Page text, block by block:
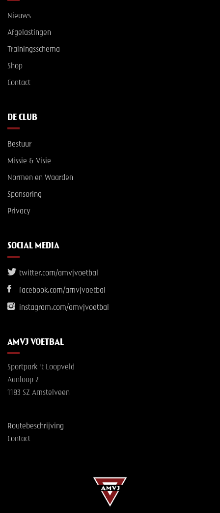
Nieuws
Afgelastingen
Trainingsschema
Shop
Contact
DE CLUB
Bestuur
Missie & Visie
Normen en Waarden
Sponsoring
Privacy
SOCIAL MEDIA
twitter.com/amvjvoetbal
facebook.com/amvjvoetbal
instagram.com/amvjvoetbal
AMVJ VOETBAL
Sportpark 't Loopveld
Aanloop 2
1183 SZ Amstelveen
Routebeschrijving
Contact